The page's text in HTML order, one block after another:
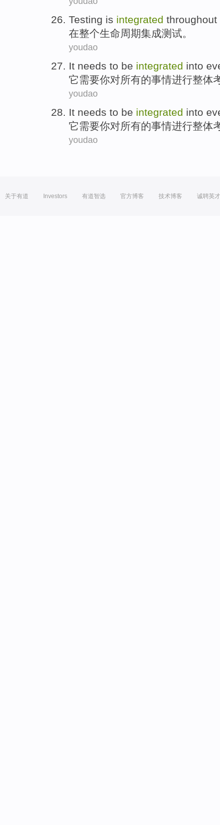
Testing is integrated throughout
在整个生命周期集成测试。
youdao
It needs to be integrated into
它需要你对所有的事情进行整体
youdao
It needs to be integrated into
它需要你对所有的事情进行整体
youdao
关于有道 Investors 有道智选 官方博客 技术博客 诚聘英才